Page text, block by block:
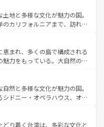
スイスならではのユニークな
だけでなく町歩きも満喫する
高いため物価も高いが、旅行
こともできる。 なお、新
ツ一覧 を参照してほしい。
地と多様な文化が魅力の国。
カリフォルニアまで、訪れる
ショッピング、エンターテイ
スポットだ。一方、アメリカ
グランドキャニオンやイエロー
音楽と美食が融合した独特の
カの各地域で異なる魅力を楽
かな歴史を感じることができ
着のアメリカ
照してほしい。
まれ、多くの島で構成される
力をもっている。大自然の神
定番の観光地といえばオアフ
ならマウイ島やカウアイ島が
ンに輝く海をはじめ、豊かな
人々を迎えてくれるハワイの
ードやハワイアンミュージッ
然と多様な文化が魅力の国。
ドニー・オペラハウス、オー
びえるウルル（エアーズロッ
生林やケアンズの熱帯雨林な
り着く台湾は、多彩な文化と